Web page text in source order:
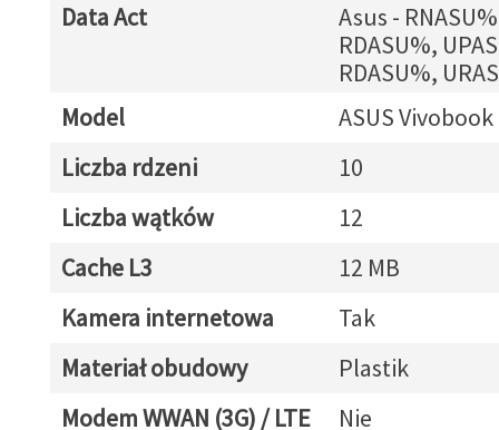
Data Act
Asus -
RDASU%,
RDASU%,
Model
ASUS Vivobook
Liczba rdzeni
10
Liczba wątków
12
Cache L3
12 MB
Kamera internetowa
Tak
Materiał obudowy
Plastik
Modem WWAN (3G) / LTE
Nie